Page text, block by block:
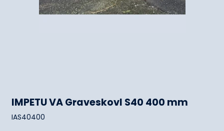
IMPETU VA Graveskovl S40 400 mm
IAS40400